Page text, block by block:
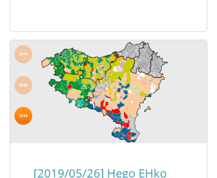
[2019/05/26] Hego EHko